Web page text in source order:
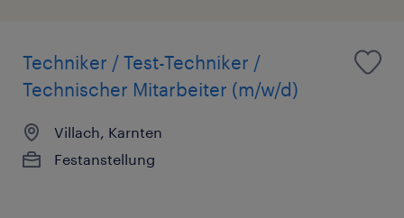
Techniker / Test-Techniker /
Technischer Mitarbeiter (m/w/d)
Villach, Karnten
Festanstellung